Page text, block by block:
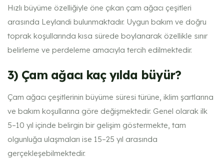
Hızlı büyüme özelliğiyle öne çıkan çam ağacı çeşitleri
arasında Leylandi bulunmaktadır. Uygun bakım ve doğru
toprak koşullarında kısa sürede boylanarak özellikle sınır
belirleme ve perdeleme amacıyla tercih edilmektedir.
3) Çam ağacı kaç yılda büyür?
Çam ağacı çeşitlerinin büyüme süresi türüne, iklim şartlarına
ve bakım koşullarına göre değişmektedir. Genel olarak ilk
5–10 yıl içinde belirgin bir gelişim göstermekte, tam
olgunluğa ulaşmaları ise 15–25 yıl arasında
gerçekleşebilmektedir.